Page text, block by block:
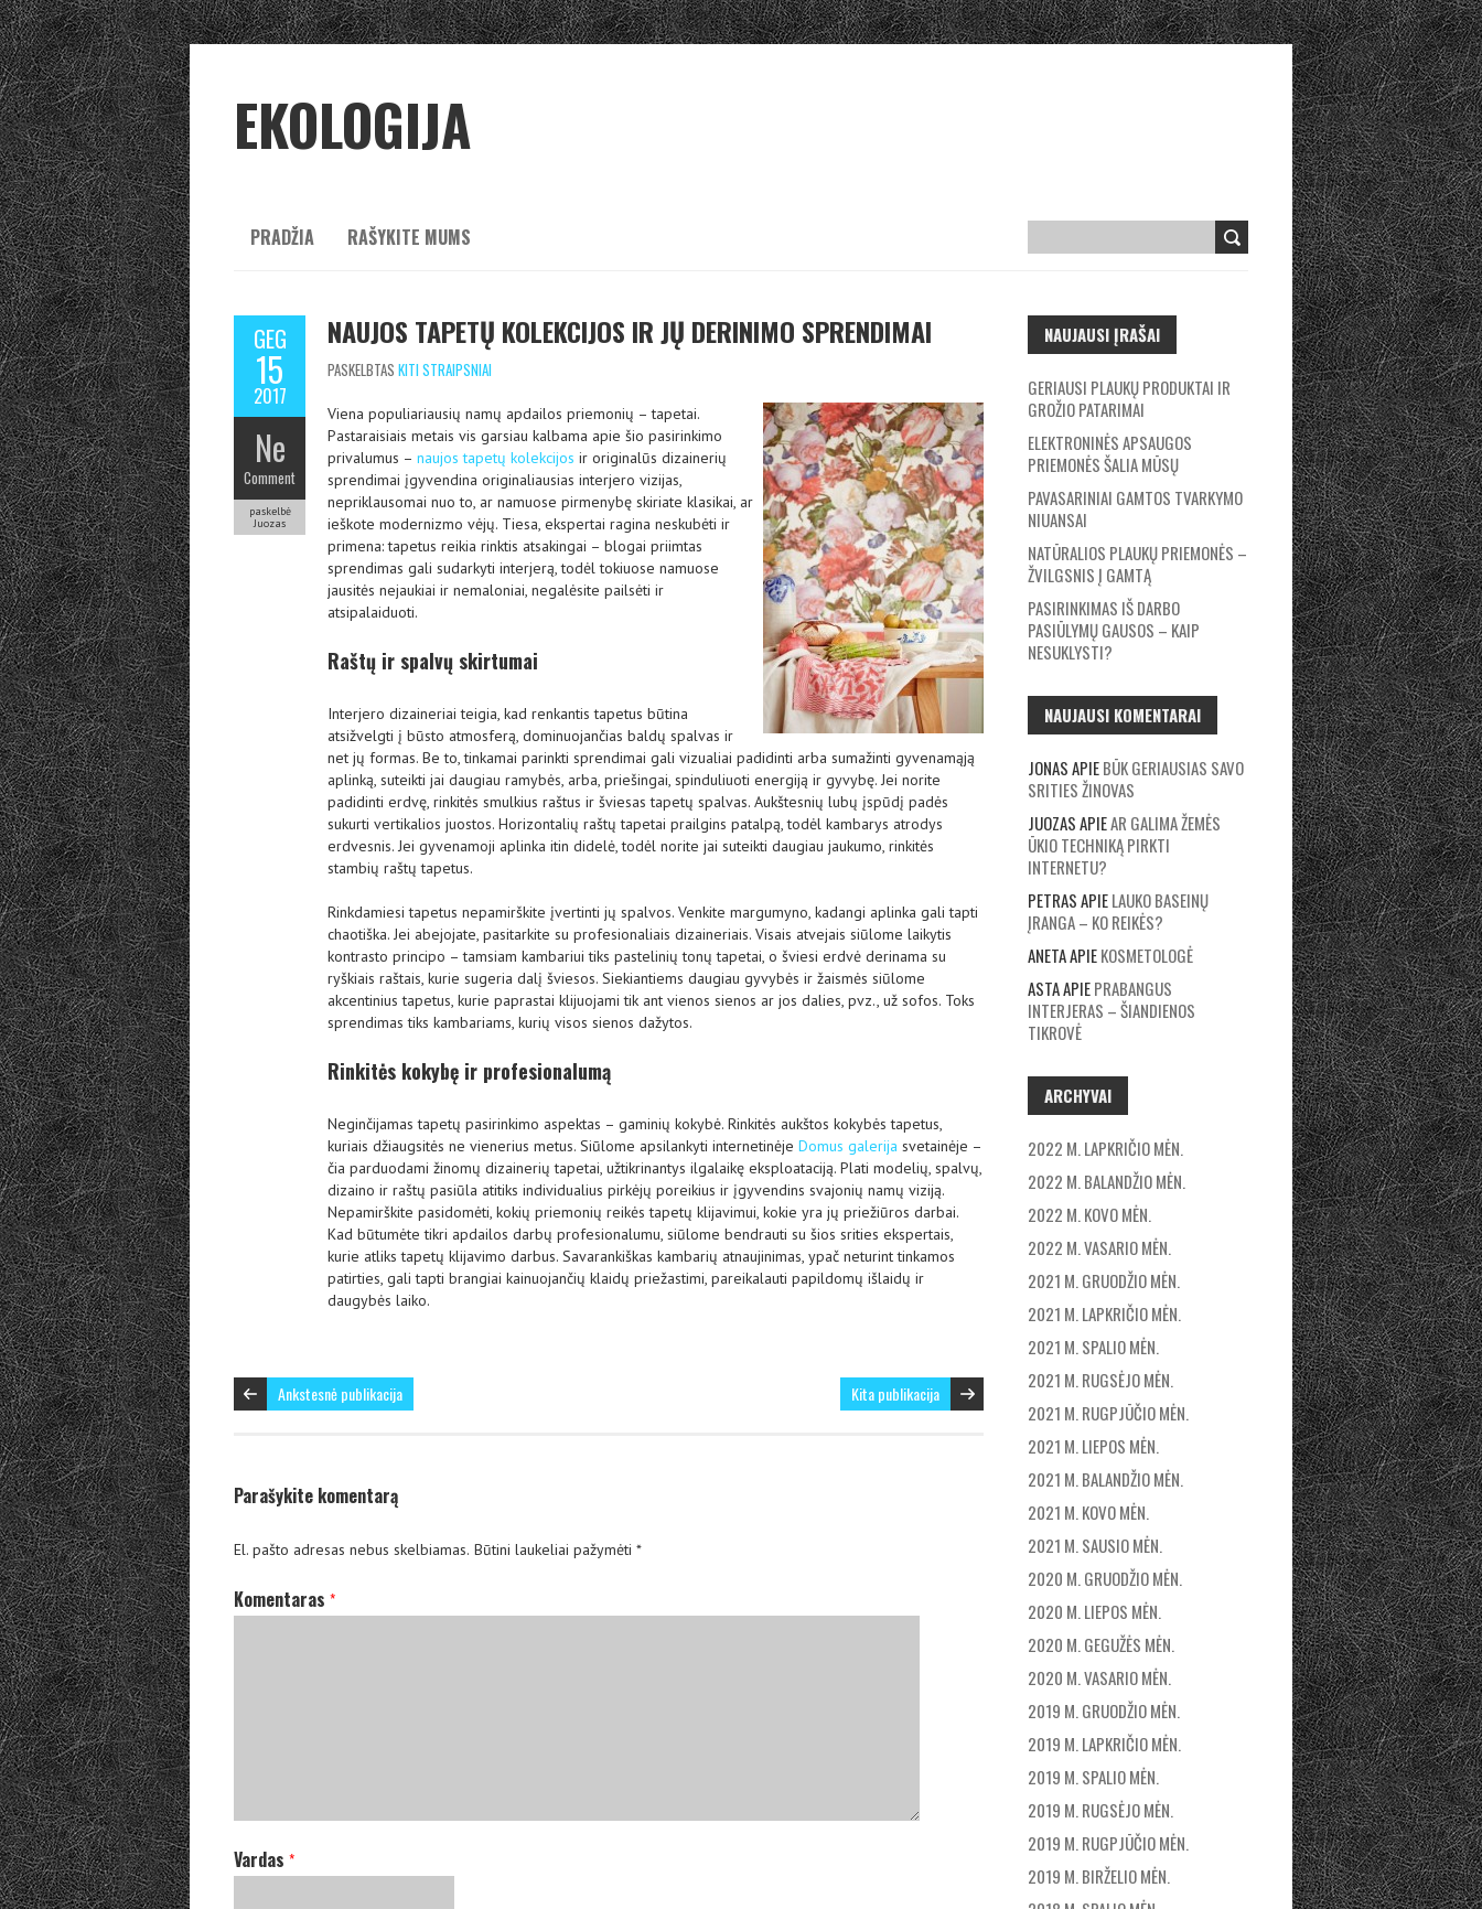
EKOLOGIJA
PRADŽIA RAŠYKITE MUMS
GEG
15
2017
Ne
Comment
paskelbė
Juozas
NAUJOS TAPETŲ KOLEKCIJOS IR JŲ DERINIMO SPRENDIMAI
PASKELBTAS KITI STRAIPSNIAI
Viena populiariausių namų apdailos priemonių – tapetai.
Pastaraisiais metais vis garsiau kalbama apie šio pasirinkimo
privalumus – naujos tapetų kolekcijos ir originalūs dizainerių
sprendimai įgyvendina originaliausias interjero vizijas,
nepriklausomai nuo to, ar namuose pirmenybę skiriate klasikai, ar
ieškote modernizmo vėjų. Tiesa, ekspertai ragina neskubėti ir
primena: tapetus reikia rinktis atsakingai – blogai priimtas
sprendimas gali sudarkyti interjerą, todėl tokiuose namuose
jausitės nejaukiai ir nemaloniai, negalėsite pailsėti ir
atsipalaiduoti.
Raštų ir spalvų skirtumai
Interjero dizaineriai teigia, kad renkantis tapetus būtina
atsižvelgti į būsto atmosferą, dominuojančias baldų spalvas ir
net jų formas. Be to, tinkamai parinkti sprendimai gali vizualiai padidinti arba sumažinti gyvenamąją
aplinką, suteikti jai daugiau ramybės, arba, priešingai, spinduliuoti energiją ir gyvybę. Jei norite
padidinti erdvę, rinkitės smulkius raštus ir šviesas tapetų spalvas. Aukštesnių lubų įspūdį padės
sukurti vertikalios juostos. Horizontalių raštų tapetai prailgins patalpą, todėl kambarys atrodys
erdvesnis. Jei gyvenamoji aplinka itin didelė, todėl norite jai suteikti daugiau jaukumo, rinkitės
stambių raštų tapetus.
Rinkdamiesi tapetus nepamirškite įvertinti jų spalvos. Venkite margumyno, kadangi aplinka gali tapti
chaotiška. Jei abejojate, pasitarkite su profesionaliais dizaineriais. Visais atvejais siūlome laikytis
kontrasto principo – tamsiam kambariui tiks pastelinių tonų tapetai, o šviesi erdvė derinama su
ryškiais raštais, kurie sugeria dalį šviesos. Siekiantiems daugiau gyvybės ir žaismės siūlome
akcentinius tapetus, kurie paprastai klijuojami tik ant vienos sienos ar jos dalies, pvz., už sofos. Toks
sprendimas tiks kambariams, kurių visos sienos dažytos.
Rinkitės kokybę ir profesionalumą
Neginčijamas tapetų pasirinkimo aspektas – gaminių kokybė. Rinkitės aukštos kokybės tapetus,
kuriais džiaugsitės ne vienerius metus. Siūlome apsilankyti internetinėje Domus galerija svetainėje –
čia parduodami žinomų dizainerių tapetai, užtikrinantys ilgalaikę eksploataciją. Plati modelių, spalvų,
dizaino ir raštų pasiūla atitiks individualius pirkėjų poreikius ir įgyvendins svajonių namų viziją.
Nepamirškite pasidomėti, kokių priemonių reikės tapetų klijavimui, kokie yra jų priežiūros darbai.
Kad būtumėte tikri apdailos darbų profesionalumu, siūlome bendrauti su šios srities ekspertais,
kurie atliks tapetų klijavimo darbus. Savarankiškas kambarių atnaujinimas, ypač neturint tinkamos
patirties, gali tapti brangiai kainuojančių klaidų priežastimi, pareikalauti papildomų išlaidų ir
daugybės laiko.
Ankstesnė publikacija Kita publikacija
Parašykite komentarą
El. pašto adresas nebus skelbiamas. Būtini laukeliai pažymėti *
Komentaras *
Vardas *
NAUJAUSI ĮRAŠAI
GERIAUSI PLAUKŲ PRODUKTAI IR
GROŽIO PATARIMAI
ELEKTRONINĖS APSAUGOS
PRIEMONĖS ŠALIA MŪSŲ
PAVASARINIAI GAMTOS TVARKYMO
NIUANSAI
NATŪRALIOS PLAUKŲ PRIEMONĖS –
ŽVILGSNIS Į GAMTĄ
PASIRINKIMAS IŠ DARBO
PASIŪLYMŲ GAUSOS – KAIP
NESUKLYSTI?
NAUJAUSI KOMENTARAI
JONASAPIEBŪK GERIAUSIAS SAVO
SRITIES ŽINOVAS
JUOZASAPIEAR GALIMA ŽEMĖS
ŪKIO TECHNIKĄ PIRKTI
INTERNETU?
PETRASAPIELAUKO BASEINŲ
ĮRANGA – KO REIKĖS?
ANETAAPIEKOSMETOLOGĖ
ASTAAPIEPRABANGUS
INTERJERAS – ŠIANDIENOS
TIKROVĖ
ARCHYVAI
2022 M. LAPKRIČIO MĖN.
2022 M. BALANDŽIO MĖN.
2022 M. KOVO MĖN.
2022 M. VASARIO MĖN.
2021 M. GRUODŽIO MĖN.
2021 M. LAPKRIČIO MĖN.
2021 M. SPALIO MĖN.
2021 M. RUGSĖJO MĖN.
2021 M. RUGPJŪČIO MĖN.
2021 M. LIEPOS MĖN.
2021 M. BALANDŽIO MĖN.
2021 M. KOVO MĖN.
2021 M. SAUSIO MĖN.
2020 M. GRUODŽIO MĖN.
2020 M. LIEPOS MĖN.
2020 M. GEGUŽĖS MĖN.
2020 M. VASARIO MĖN.
2019 M. GRUODŽIO MĖN.
2019 M. LAPKRIČIO MĖN.
2019 M. SPALIO MĖN.
2019 M. RUGSĖJO MĖN.
2019 M. RUGPJŪČIO MĖN.
2019 M. BIRŽELIO MĖN.